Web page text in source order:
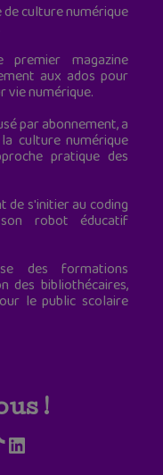
culture numérique
premier magazine
aux ados pour
vie numérique.
par abonnement, a
culture numérique
pratique des
de s'initier au coding
robot éducatif
des formations
des bibliothécaires,
le public scolaire
!
LinkedIn